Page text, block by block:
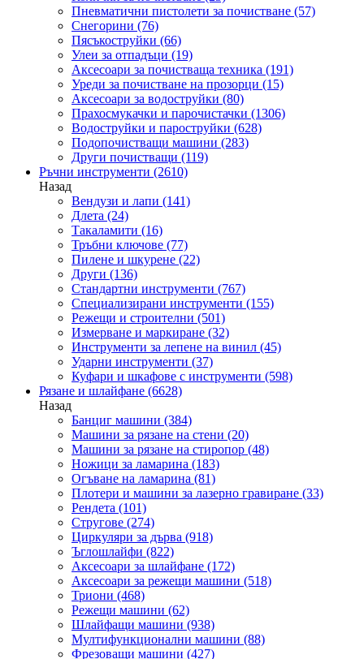
Пневматични пистолети за почистване (57)
Снегорини (76)
Пясъкоструйки (66)
Улеи за отпадъци (19)
Аксесоари за почистваща техника (191)
Уреди за почистване на прозорци (15)
Аксесоари за водоструйки (80)
Прахосмукачки и парочистачки (1306)
Водоструйки и пароструйки (628)
Подопочистващи машини (283)
Други почистващи (119)
Ръчни инструменти (2610)
Назад
Вендузи и лапи (141)
Длета (24)
Такаламити (16)
Тръбни ключове (77)
Пилене и шкурене (22)
Други (136)
Стандартни инструменти (767)
Специализирани инструменти (155)
Режещи и строителни (501)
Измерване и маркиране (32)
Инструменти за лепене на винил (45)
Ударни инструменти (37)
Куфари и шкафове с инструменти (598)
Рязане и шлайфане (6628)
Назад
Банциг машини (384)
Машини за рязане на стени (20)
Машини за рязане на стиропор (48)
Ножици за ламарина (183)
Огъване на ламарина (81)
Плотери и машини за лазерно гравиране (33)
Рендета (101)
Стругове (274)
Циркуляри за дърва (918)
Ъглошлайфи (822)
Аксесоари за шлайфане (172)
Аксесоари за режещи машини (518)
Триони (468)
Режещи машини (62)
Шлайфащи машини (938)
Мултифункционални машини (88)
Фрезоващи машини (427)